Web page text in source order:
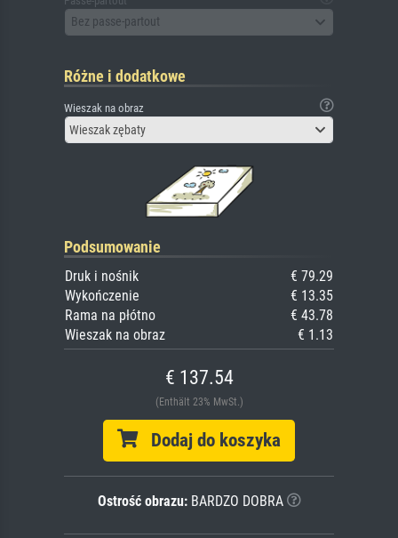
Bez passe-partout
Różne i dodatkowe
Wieszak na obraz
Wieszak zębaty
Podsumowanie
Druk i nośnik
€ 79.29
Wykończenie
€ 13.35
Rama na płótno
€ 43.78
Wieszak na obraz
€ 1.13
€ 137.54
(Enthält 23% MwSt.)
Dodaj do koszyka
Ostrość obrazu:BARDZO DOBRA